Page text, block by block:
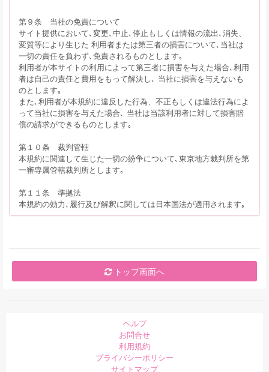
第９条 当社の免責について
サイト提供において､変更､中止､停止もしくは情報の流出､消失、
変質等により生じた 利用者または第三者の損害について､当社は
一切の責任を負わず､免責されるものとします｡
利用者が本サイトの利用によって第三者に損害を与えた場合､利用
者は自己の責任と費用をもって解決し､ 当社に損害を与えないも
のとします｡
また､利用者が本規約に違反した行為、不正もしくは違法行為によ
って当社に損害を与えた場合､ 当社は当該利用者に対して損害賠
償の請求ができるものとします｡
第１０条 裁判管轄
本規約に関連して生じた一切の紛争について､東京地方裁判所を第
一審専属管轄裁判所とします｡
第１１条 準拠法
本規約の効力､履行及び解釈に関しては日本国法が適用されます｡
トップ画面へ
ヘルプ
お問合せ
利用規約
プライバシーポリシー
サイトマップ